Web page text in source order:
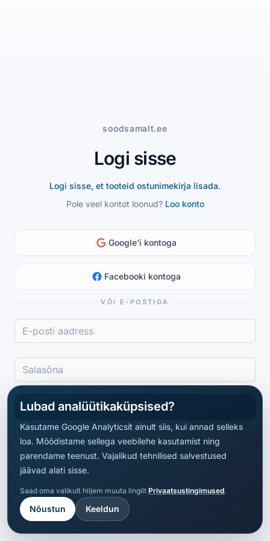
soodsamalt.ee
Logi sisse
Logi sisse, et tooteid ostunimekirja lisada.
Pole veel kontot loonud? Loo konto
Google'i kontoga
Facebooki kontoga
VÕI E-POSTIGA
Logi sisse
Lubad analüütikaküpsised?
Kasutame Google Analyticsit ainult siis, kui annad selleks
loa. Mõõdistame sellega veebilehe kasutamist ning
parendame teenust. Vajalikud tehnilised salvestused
jäävad alati sisse.
Saad oma valikult hiljem muuta lingilt Privaatsustingimused.
Nõustun Keeldun